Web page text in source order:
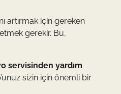
artırmak için gereken
gerekir. Bu,
servisinden yardım
sizin için önemli bir